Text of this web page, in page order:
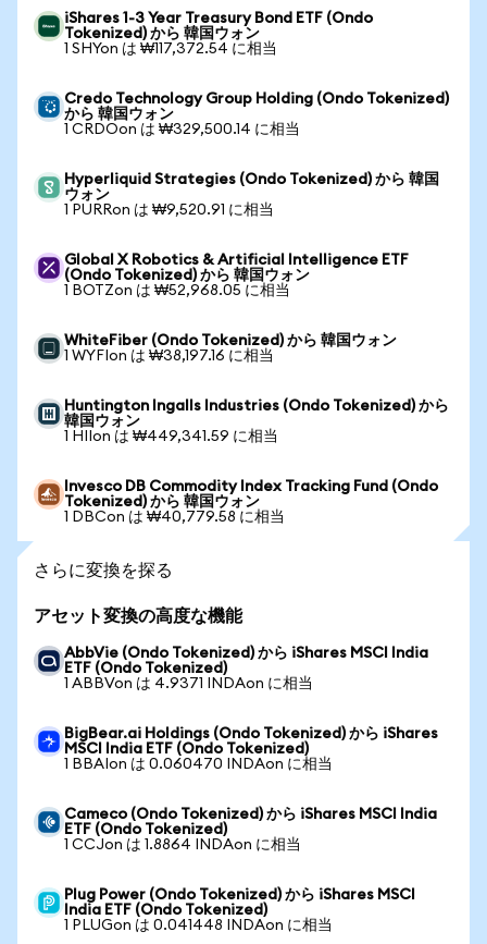
iShares 1-3 Year Treasury Bond ETF (Ondo
Tokenized) から 韓国ウォン
1 SHYon は ₩117,372.54 に相当
Credo Technology Group Holding (Ondo Tokenized)
から 韓国ウォン
1 CRDOon は ₩329,500.14 に相当
Hyperliquid Strategies (Ondo Tokenized) から 韓国
ウォン
1 PURRon は ₩9,520.91 に相当
Global X Robotics & Artificial Intelligence ETF
(Ondo Tokenized) から 韓国ウォン
1 BOTZon は ₩52,968.05 に相当
WhiteFiber (Ondo Tokenized) から 韓国ウォン
1 WYFIon は ₩38,197.16 に相当
Huntington Ingalls Industries (Ondo Tokenized) から
韓国ウォン
1 HIIon は ₩449,341.59 に相当
Invesco DB Commodity Index Tracking Fund (Ondo
Tokenized) から 韓国ウォン
1 DBCon は ₩40,779.58 に相当
さらに変換を探る
アセット変換の高度な機能
AbbVie (Ondo Tokenized) から iShares MSCI India
ETF (Ondo Tokenized)
1 ABBVon は 4.9371 INDAon に相当
BigBear.ai Holdings (Ondo Tokenized) から iShares
MSCI India ETF (Ondo Tokenized)
1 BBAIon は 0.060470 INDAon に相当
Cameco (Ondo Tokenized) から iShares MSCI India
ETF (Ondo Tokenized)
1 CCJon は 1.8864 INDAon に相当
Plug Power (Ondo Tokenized) から iShares MSCI
India ETF (Ondo Tokenized)
1 PLUGon は 0.041448 INDAon に相当